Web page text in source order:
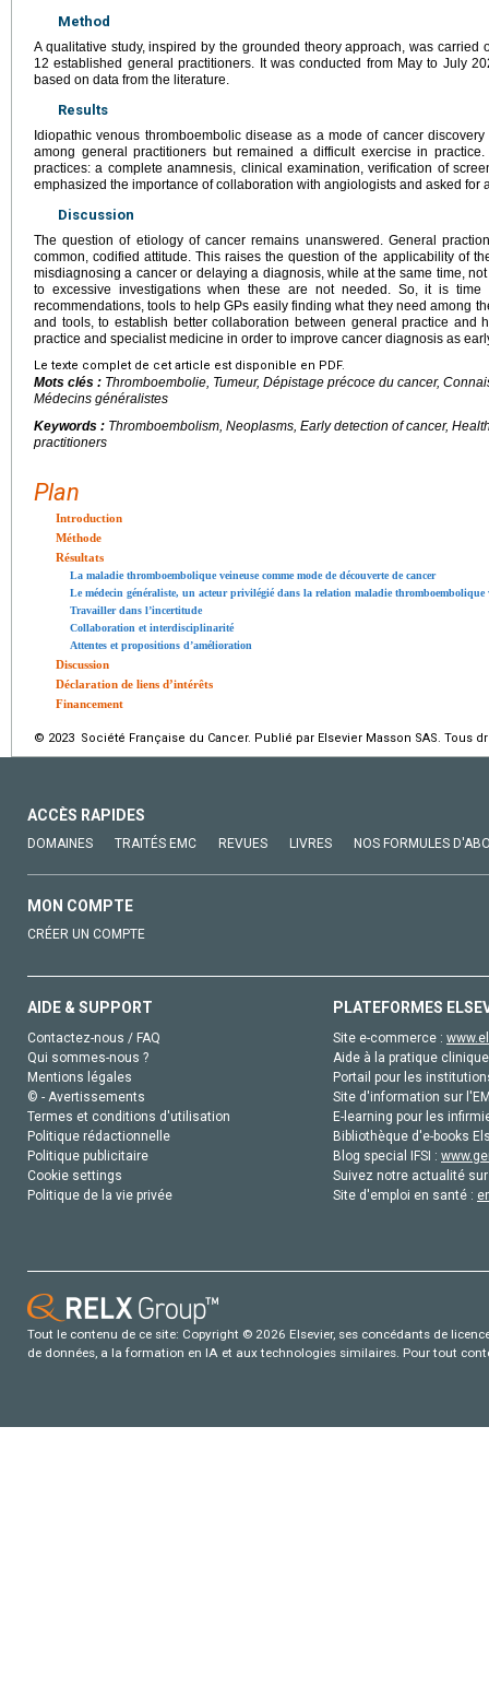
Method
A qualitative study, inspired by the grounded theory approach, was carried
12 established general practitioners. It was conducted from May to July
based on data from the literature.
Results
Idiopathic venous thromboembolic disease as a mode of cancer
among general practitioners but remained a difficult exercise in
practices: a complete anamnesis, clinical examination, verification of
emphasized the importance of collaboration with angiologists and asked for
Discussion
The question of etiology of cancer remains unanswered. General
common, codified attitude. This raises the question of the applicability of
misdiagnosing a cancer or delaying a diagnosis, while at the same time,
to excessive investigations when these are not needed. So, it is
recommendations, tools to help GPs easily finding what they need among
and tools, to establish better collaboration between general practice and
practice and specialist medicine in order to improve cancer diagnosis as
Le texte complet de cet article est disponible en PDF.
Mots clés : Thromboembolie, Tumeur, Dépistage précoce du cancer,
Médecins généralistes
Keywords : Thromboembolism, Neoplasms, Early detection of cancer,
practitioners
Plan
Introduction
Méthode
Résultats
La maladie thromboembolique veineuse comme mode de découverte de cancer
Le médecin généraliste, un acteur privilégié dans la relation maladie thromboembolique
Travailler dans l’incertitude
Collaboration et interdisciplinarité
Attentes et propositions d’amélioration
Discussion
Déclaration de liens d’intérêts
Financement
© 2023 Société Française du Cancer. Publié par Elsevier Masson SAS. Tous
ACCÈS RAPIDES
DOMAINES TRAITÉS EMC REVUES LIVRES NOS FORMULES
MON COMPTE
CRÉER UN COMPTE
AIDE & SUPPORT
Contactez-nous / FAQ
Qui sommes-nous ?
Mentions légales
© - Avertissements
Termes et conditions d'utilisation
Politique rédactionnelle
Politique publicitaire
Cookie settings
Politique de la vie privée
PLATEFORMES
Site e-commerce :
Aide à la pratique
Portail pour les
Site d'information sur
E-learning pour les
Bibliothèque d'e-books
Blog special IFSI :
Suivez notre actualité
Site d'emploi en santé :
Tout le contenu de ce site: Copyright © 2026 Elsevier, ses concédants de
de données, a la formation en IA et aux technologies similaires. Pour tout